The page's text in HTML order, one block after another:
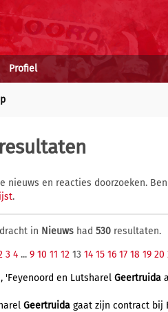
Profiel
nieuws en reacties doorzoeken.
.
in Nieuws had 530 resultaten.
3 4 ... 9 10 11 12 13 14 15 16 17 18 19 20
'Feyenoord en Lutsharel Geertruida
Geertruida gaat zijn contract bij